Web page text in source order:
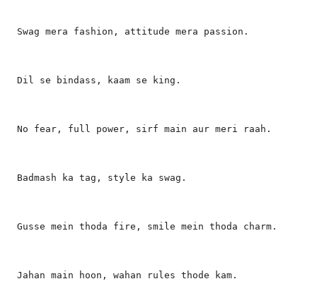
Swag mera fashion, attitude mera passion.
Dil se bindass, kaam se king.
No fear, full power, sirf main aur meri raah.
Badmash ka tag, style ka swag.
Gusse mein thoda fire, smile mein thoda charm.
Jahan main hoon, wahan rules thode kam.